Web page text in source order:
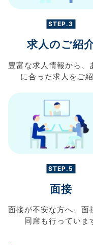
STEP.3
求人のご紹
豊富な求人情報から、
に合った求人を ご
STEP.5
面接
面接が不安な方へ、 面
同席も行っていま